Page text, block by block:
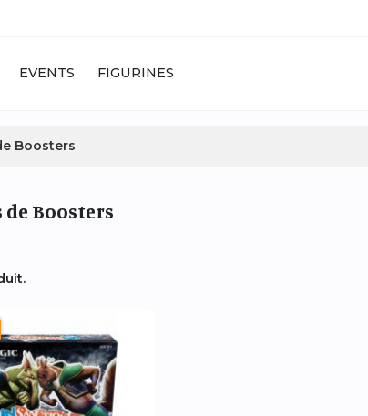
EVENTS FIGURINES
Boosters
de Boosters